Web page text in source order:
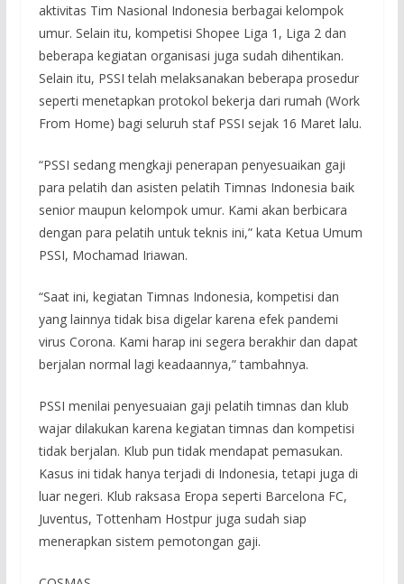
aktivitas Tim Nasional Indonesia berbagai kelompok
umur. Selain itu, kompetisi Shopee Liga 1, Liga 2 dan
beberapa kegiatan organisasi juga sudah dihentikan.
Selain itu, PSSI telah melaksanakan beberapa prosedur
seperti menetapkan protokol bekerja dari rumah (Work
From Home) bagi seluruh staf PSSI sejak 16 Maret lalu.
“PSSI sedang mengkaji penerapan penyesuaikan gaji
para pelatih dan asisten pelatih Timnas Indonesia baik
senior maupun kelompok umur. Kami akan berbicara
dengan para pelatih untuk teknis ini,” kata Ketua Umum
PSSI, Mochamad Iriawan.
“Saat ini, kegiatan Timnas Indonesia, kompetisi dan
yang lainnya tidak bisa digelar karena efek pandemi
virus Corona. Kami harap ini segera berakhir dan dapat
berjalan normal lagi keadaannya,” tambahnya.
PSSI menilai penyesuaian gaji pelatih timnas dan klub
wajar dilakukan karena kegiatan timnas dan kompetisi
tidak berjalan. Klub pun tidak mendapat pemasukan.
Kasus ini tidak hanya terjadi di Indonesia, tetapi juga di
luar negeri. Klub raksasa Eropa seperti Barcelona FC,
Juventus, Tottenham Hostpur juga sudah siap
menerapkan sistem pemotongan gaji.